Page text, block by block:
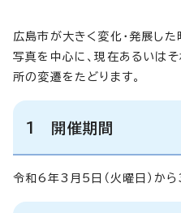
広島市が大きく変化・発展し
写真を中心に、現在あるいは
所の変遷をたどります。
1 開催期間
令和6年3月5日（火曜日）から